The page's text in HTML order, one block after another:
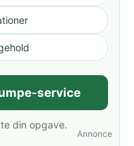
Annonce
service
din opgave.